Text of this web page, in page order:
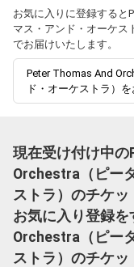
お気に入りに登録すると
マス・アンド・オーケス
でお届けいたします。
Peter Thomas And
ド・オーケストラ）
現在受け付け中
Orchestra（ピー
ストラ）のチケッ
お気に入り登録
Orchestra（ピー
ストラ）のチケ